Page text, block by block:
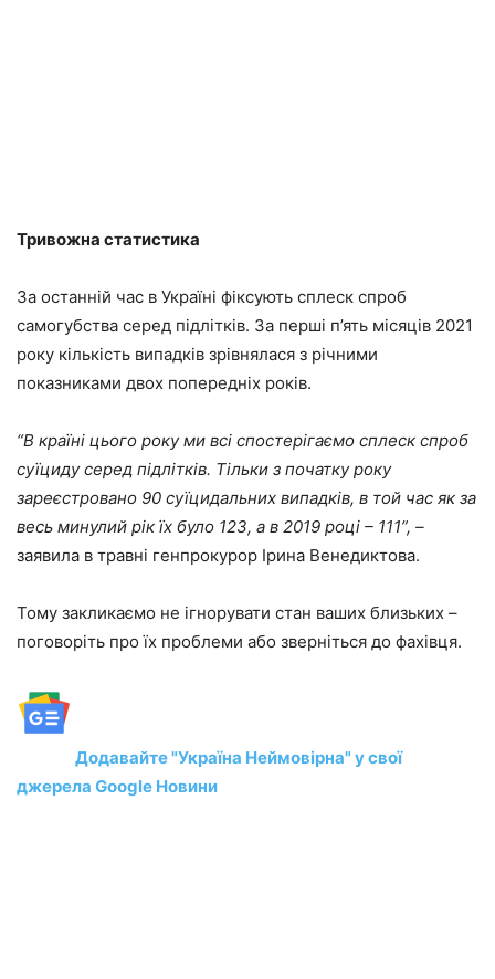
Тривожна статистика
За останній час в Україні фіксують сплеск спроб
самогубства серед підлітків. За перші п’ять місяців 2021
року кількість випадків зрівнялася з річними
показниками двох попередніх років.
“В країні цього року ми всі спостерігаємо сплеск спроб
суїциду серед підлітків. Тільки з початку року
зареєстровано 90 суїцидальних випадків, в той час як за
весь минулий рік їх було 123, а в 2019 році – 111”, –
заявила в травні генпрокурор Ірина Венедиктова.
Тому закликаємо не ігнорувати стан ваших близьких –
поговоріть про їх проблеми або зверніться до фахівця.
Додавайте "Україна Неймовірна" у свої
джерела Google Новини